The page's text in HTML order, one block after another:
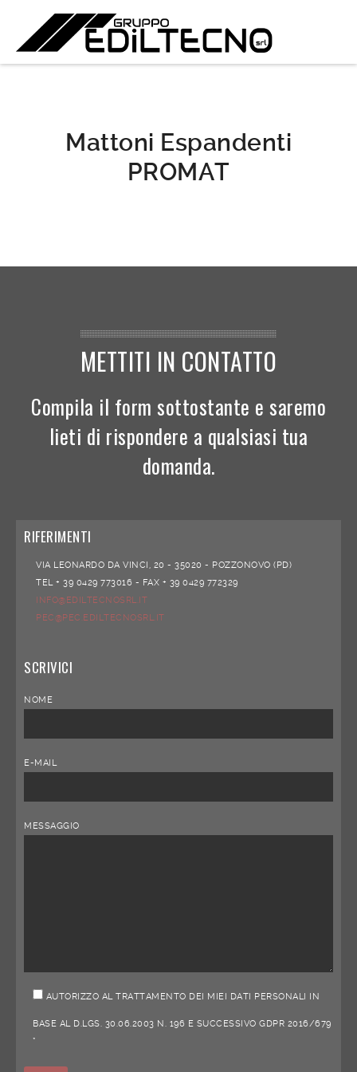
Mattoni Espandenti
PROMAT
METTITI IN CONTATTO
Compila il form sottostante e saremo
lieti di rispondere a qualsiasi tua
domanda.
RIFERIMENTI
VIA LEONARDO DA VINCI, 20 - 35020 - POZZONOVO (PD)
TEL + 39 0429 773016 - FAX + 39 0429 772329
INFO@EDILTECNOSRL.IT
PEC@PEC.EDILTECNOSRL.IT
SCRIVICI
NOME
E-MAIL
MESSAGGIO
AUTORIZZO AL TRATTAMENTO DEI MIEI DATI PERSONALI IN
BASE AL D.LGS. 30.06.2003 N. 196 E SUCCESSIVO GDPR 2016/679
*